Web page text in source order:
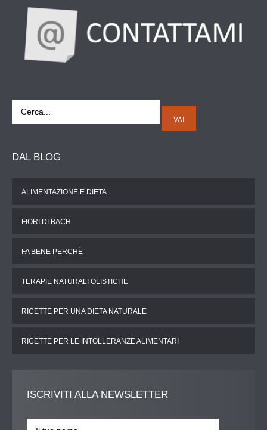
VAI
DAL BLOG
ALIMENTAZIONE E DIETA
FIORI DI BACH
FA BENE PERCHÈ
TERAPIE NATURALI OLISTICHE
RICETTE PER UNA DIETA NATURALE
RICETTE PER LE INTOLLERANZE ALIMENTARI
ISCRIVITI ALLA NEWSLETTER